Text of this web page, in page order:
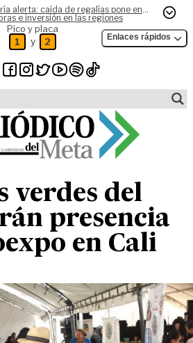
alerta: caída de regalías pone en
e inversión en las regiones
Pico y placa
1 y 2 Enlaces rápidos
verdes del
presencia
en Cali